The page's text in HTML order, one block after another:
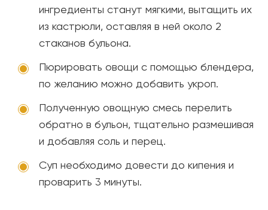
ингредиенты станут мягкими, вытащить их
из кастрюли, оставляя в ней около 2
стаканов бульона.
Пюрировать овощи с помощью блендера,
по желанию можно добавить укроп.
Полученную овощную смесь перелить
обратно в бульон, тщательно размешивая
и добавляя соль и перец.
Суп необходимо довести до кипения и
проварить 3 минуты.